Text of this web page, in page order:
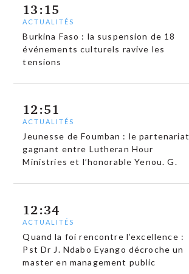
13:15
ACTUALITÉS
Burkina Faso : la suspension de 18
événements culturels ravive les
tensions
12:51
ACTUALITÉS
Jeunesse de Foumban : le partenariat
gagnant entre Lutheran Hour
Ministries et l’honorable Yenou. G.
12:34
ACTUALITÉS
Quand la foi rencontre l’excellence :
Pst Dr J. Ndabo Eyango décroche un
master en management public